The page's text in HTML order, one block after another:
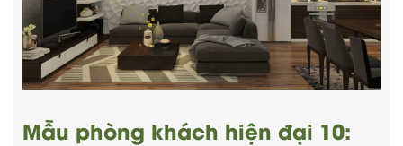
Mẫu phòng khách hiện đại 10: